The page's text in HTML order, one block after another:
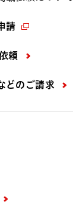
請
頼
どの ご請求